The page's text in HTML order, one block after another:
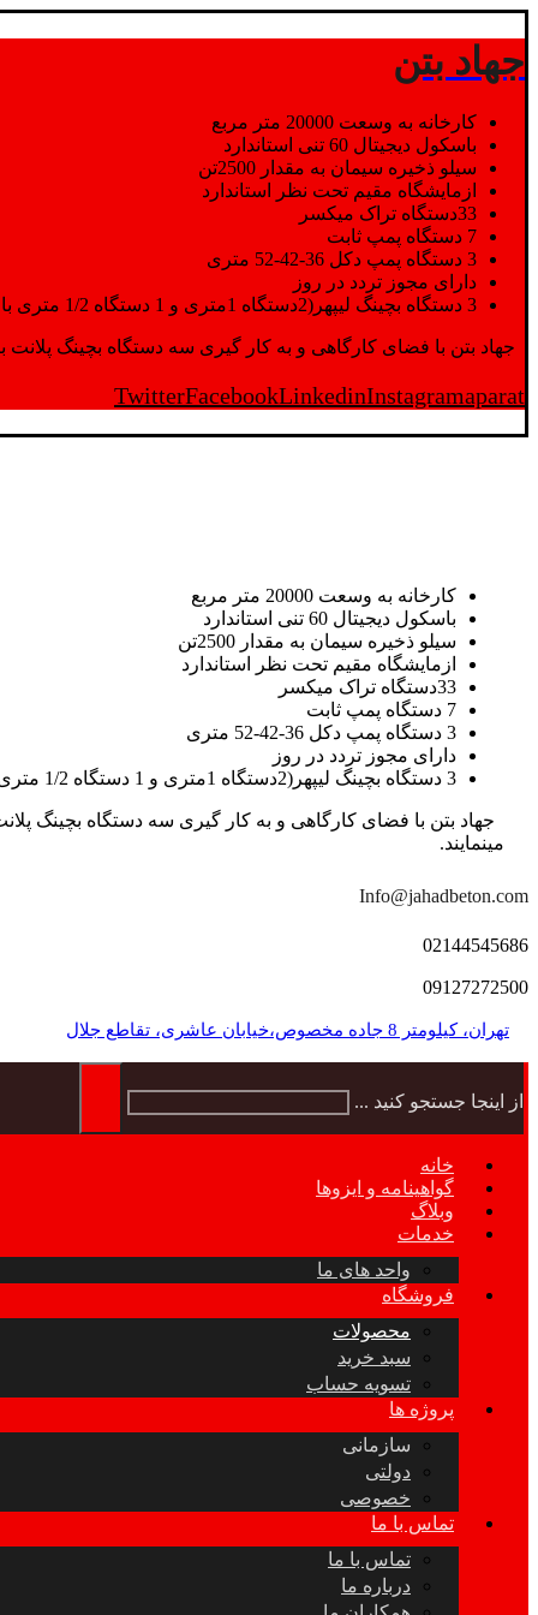
جهاد بتن
کارخانه به وسعت 20000 متر مربع
باسکول دیجیتال 60 تنی استاندارد
سیلو ذخیره سیمان به مقدار 2500تن
ازمایشگاه مقیم تحت نظر استاندارد
33دستگاه تراک میکسر
7 دستگاه پمپ ثابت
3 دستگاه پمپ دکل 36-42-52 متری
دارای مجوز تردد در روز
3 دستگاه بچینگ لیپهر(2دستگاه 1متری و 1 دستگاه 1/2 متری با توان تولید 150 متر مکعب در ساعت)
جهاد بتن با فضای کارگاهی و به کار گیری سه دستگاه بچینگ پلانت با ظرفیت 2500 تن در کنار پرسنل متخصص و پر تلاش واحدهای تولید و ازمایشگاه,بتن با کیفیت را برای واحد
TwitterFacebookLinkedinInstagramaparat
کارخانه به وسعت 20000 متر مربع
باسکول دیجیتال 60 تنی استاندارد
سیلو ذخیره سیمان به مقدار 2500تن
ازمایشگاه مقیم تحت نظر استاندارد
33دستگاه تراک میکسر
7 دستگاه پمپ ثابت
3 دستگاه پمپ دکل 36-42-52 متری
دارای مجوز تردد در روز
3 دستگاه بچینگ لیپهر(2دستگاه 1متری و 1 دستگاه 1/2 متری با توان تولید 150 متر مکعب در ساعت)
مینمایند.
Info@jahadbeton.com
02144545686
09127272500
تهران، کیلومتر 8 جاده مخصوص،خیابان عاشری، تقاطع جلال
از اینجا جستجو کنید ...
خانه
گواهینامه و ایزوها
وبلاگ
خدمات
واحد های ما
فروشگاه
محصولات
سبد خرید
تسویه حساب
پروژه ها
سازمانی
دولتی
خصوصی
تماس با ما
تماس با ما
درباره ما